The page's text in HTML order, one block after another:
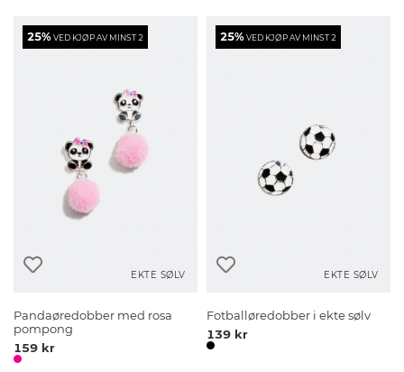
25%VED KJØP AV MINST 2
EKTE SØLV
Pandaøredobber med rosa
pompong
159 kr
25%VED KJØP AV MINST 2
EKTE SØLV
Fotballøredobber i ekte sølv
139 kr